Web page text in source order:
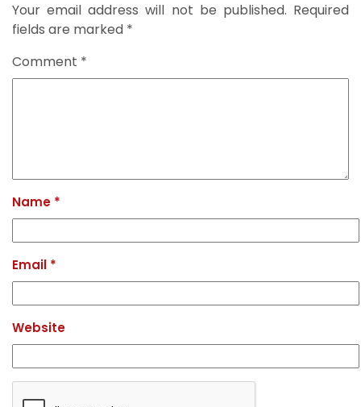
Your email address will not be published. Required
fields are marked *
Comment *
Name *
Email *
Website